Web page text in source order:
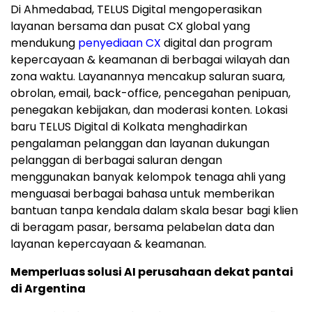
Di Ahmedabad, TELUS Digital mengoperasikan
layanan bersama dan pusat CX global yang
mendukung penyediaan CX digital dan program
kepercayaan & keamanan di berbagai wilayah dan
zona waktu. Layanannya mencakup saluran suara,
obrolan, email, back-office, pencegahan penipuan,
penegakan kebijakan, dan moderasi konten. Lokasi
baru TELUS Digital di Kolkata menghadirkan
pengalaman pelanggan dan layanan dukungan
pelanggan di berbagai saluran dengan
menggunakan banyak kelompok tenaga ahli yang
menguasai berbagai bahasa untuk memberikan
bantuan tanpa kendala dalam skala besar bagi klien
di beragam pasar, bersama pelabelan data dan
layanan kepercayaan & keamanan.
Memperluas solusi AI perusahaan dekat pantai
di Argentina